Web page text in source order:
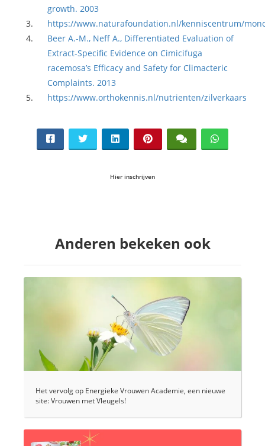
growth. 2003
https://www.naturafoundation.nl/kenniscentrum/
Beer A.-M., Neff A., Differentiated Evaluation of
Extract-Specific Evidence on Cimicifuga
racemosa’s Efficacy and Safety for Climacteric
Complaints. 2013
https://www.orthokennis.nl/nutrienten/zilverkaars
Hier inschrijven
Anderen bekeken ook
Het vervolg op Energieke Vrouwen Academie, een nieuwe
site: Vrouwen met Vleugels!